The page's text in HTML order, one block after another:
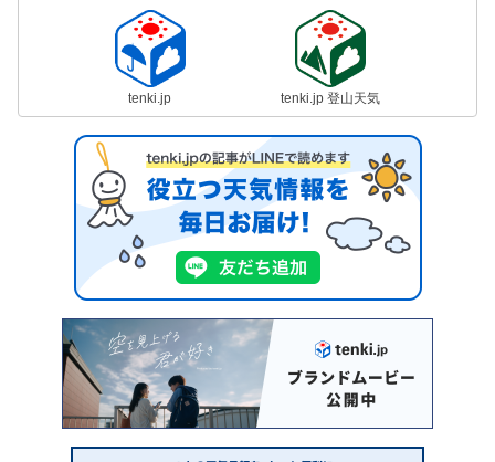
tenki.jp tenki.jp 登山天気